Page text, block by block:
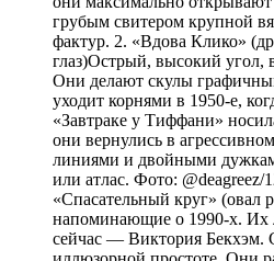
грубым свитером крупной
фактур. 2. «Вдова Клико»
глаз)Острый, высокий угол,
Они делают скулы
уходит корнями в 1950-е,
«Завтраке у Тиффани»
они вернулись в
линиями и двойными
или атлас. Фото: @deagreez/
«Спасательный круг» (овал
напоминающие о 1990-х. Их
сейчас — Виктория Бекхэм.